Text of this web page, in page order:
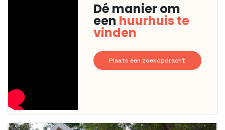
Dé manier om
een huurhuis te
vinden
Plaats een zoekopdracht